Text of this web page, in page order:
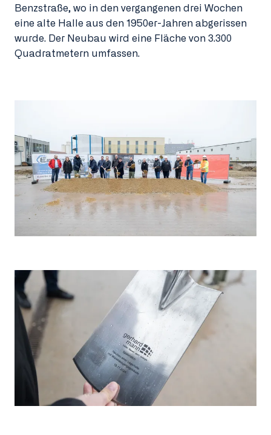
Benzstraße, wo in den vergangenen drei Wochen
eine alte Halle aus den 1950er-Jahren abgerissen
wurde. Der Neubau wird eine Fläche von 3.300
Quadratmetern umfassen.